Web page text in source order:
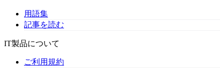
用語集
記事を読む
IT製品について
ご利用規約